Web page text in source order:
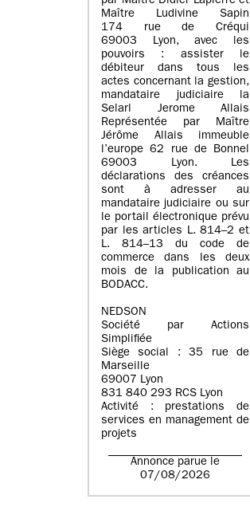
Maître Ludivine Sapin
174 rue de Créqui
69003 Lyon, avec les
pouvoirs : assister le
débiteur dans tous les
actes concernant la gestion,
mandataire judiciaire la
Selarl Jerome Allais
Représentée par Maître
Jérôme Allais immeuble
l’europe 62 rue de Bonnel
69003 Lyon. Les
déclarations des créances
sont à adresser au
mandataire judiciaire ou sur
le portail électronique prévu
par les articles L. 814–2 et
L. 814–13 du code de
commerce dans les deux
mois de la publication au
BODACC.
NEDSON
Société par Actions
Simplifiée
Siège social : 35 rue de
Marseille
69007 Lyon
831 840 293 RCS Lyon
Activité : prestations de
services en management de
projets
Annonce parue le
07/08/2026